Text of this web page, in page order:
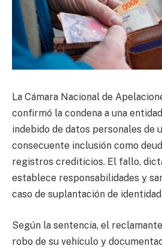
La Cámara Nacional de
confirmó la condena a una
indebido de datos personales de
consecuente inclusión como
registros crediticios. El fallo,
establece responsabilidades y
caso de suplantación de
Según la sentencia, el
robo de su vehículo y